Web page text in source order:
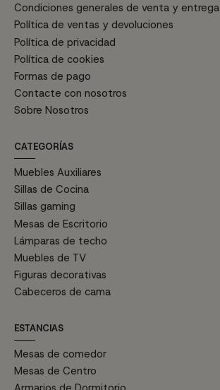
Condiciones generales de venta y entrega
Política de ventas y devoluciones
Política de privacidad
Política de cookies
Formas de pago
Contacte con nosotros
Sobre Nosotros
CATEGORÍAS
Muebles Auxiliares
Sillas de Cocina
Sillas gaming
Mesas de Escritorio
Lámparas de techo
Muebles de TV
Figuras decorativas
Cabeceros de cama
ESTANCIAS
Mesas de comedor
Mesas de Centro